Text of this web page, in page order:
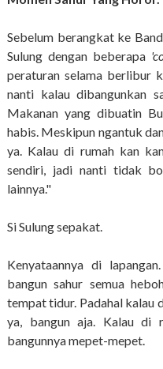
Sebelum berangkat ke
Sulung dengan beberapa
peraturan selama berlibur
nanti kalau dibangunkan
Makanan yang dibuatin
habis. Meskipun ngantuk
ya. Kalau di rumah kan
sendiri, jadi nanti tidak
lainnya."
Si Sulung sepakat.
Kenyataannya di
bangun sahur semua
tempat tidur. Padahal kalau
ya, bangun aja. Kalau di
bangunnya mepet-mepet.